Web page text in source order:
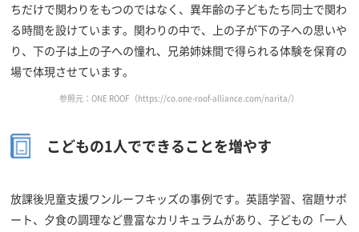
ちだけで関わりをもつのではなく、異年齢の子どもたち同士で関わ
る時間を設けています。関わりの中で、上の子が下の子への思いや
り、下の子は上の子への憧れ、兄弟姉妹間で得られる体験を保育の
場で体現させています。
参照元：ONE ROOF（https://co.one-roof-alliance.com/narita/）
こどもの1人でできることを増やす
放課後児童支援ワンルーフキッズの事例です。英語学習、宿題サポ
ート、夕食の調理など豊富なカリキュラムがあり、子どもの「一人